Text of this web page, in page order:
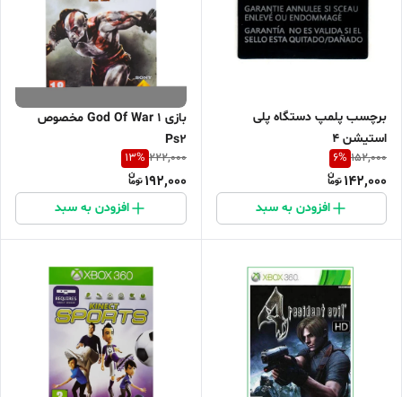
برچسب پلمپ دستگاه پلی
استیشن 4
152,000
6%
142,000
افزودن به سبد
بازی God Of War 1 مخصوص
Ps2
222,000
13%
192,000
افزودن به سبد